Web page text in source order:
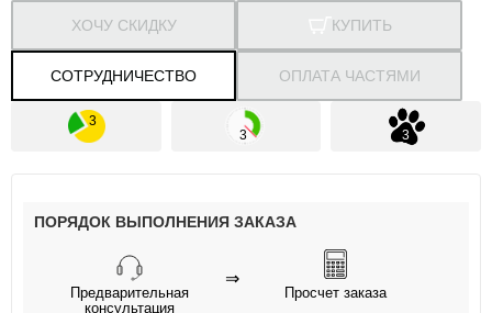
КУПИТЬ
СОТРУДНИЧЕСТВО
ХОЧУ СКИДКУ
ОПЛАТА ЧАСТЯМИ
ПОРЯДОК ВЫПОЛНЕНИЯ ЗАКАЗА
Предварительная
консультация
⇒
Просчет заказа